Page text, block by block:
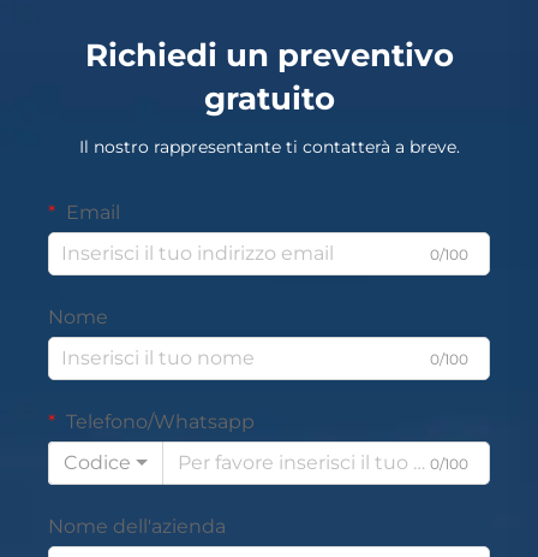
Richiedi un preventivo
gratuito
Il nostro rappresentante ti contatterà a breve.
Email
0/100
Nome
0/100
Telefono/Whatsapp
Codice
0/100
Nome dell'azienda